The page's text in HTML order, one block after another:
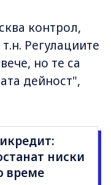
контрол,
Регулациите
но те са
дейност",
ниски
време